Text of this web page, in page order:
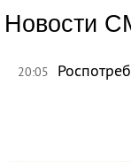
Новости
20:05